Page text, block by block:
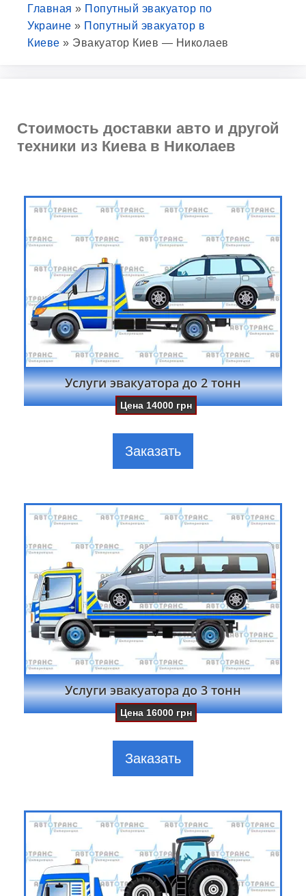
Главная » Попутный эвакуатор по
Украине » Попутный эвакуатор в
Киеве » Эвакуатор Киев — Николаев
Стоимость доставки авто и другой
техники из Киева в Николаев
Услуги эвакуатора до 2 тонн
Цена14000 грн
Заказать
Услуги эвакуатора до 3 тонн
Цена16000 грн
Заказать